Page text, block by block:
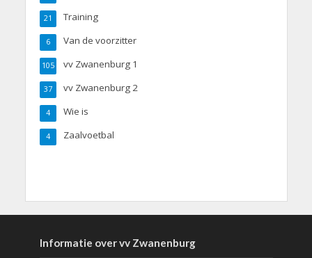
Training
21
Van de voorzitter
6
vv Zwanenburg 1
105
vv Zwanenburg 2
37
Wie is
4
Zaalvoetbal
4
Informatie over vv Zwanenburg